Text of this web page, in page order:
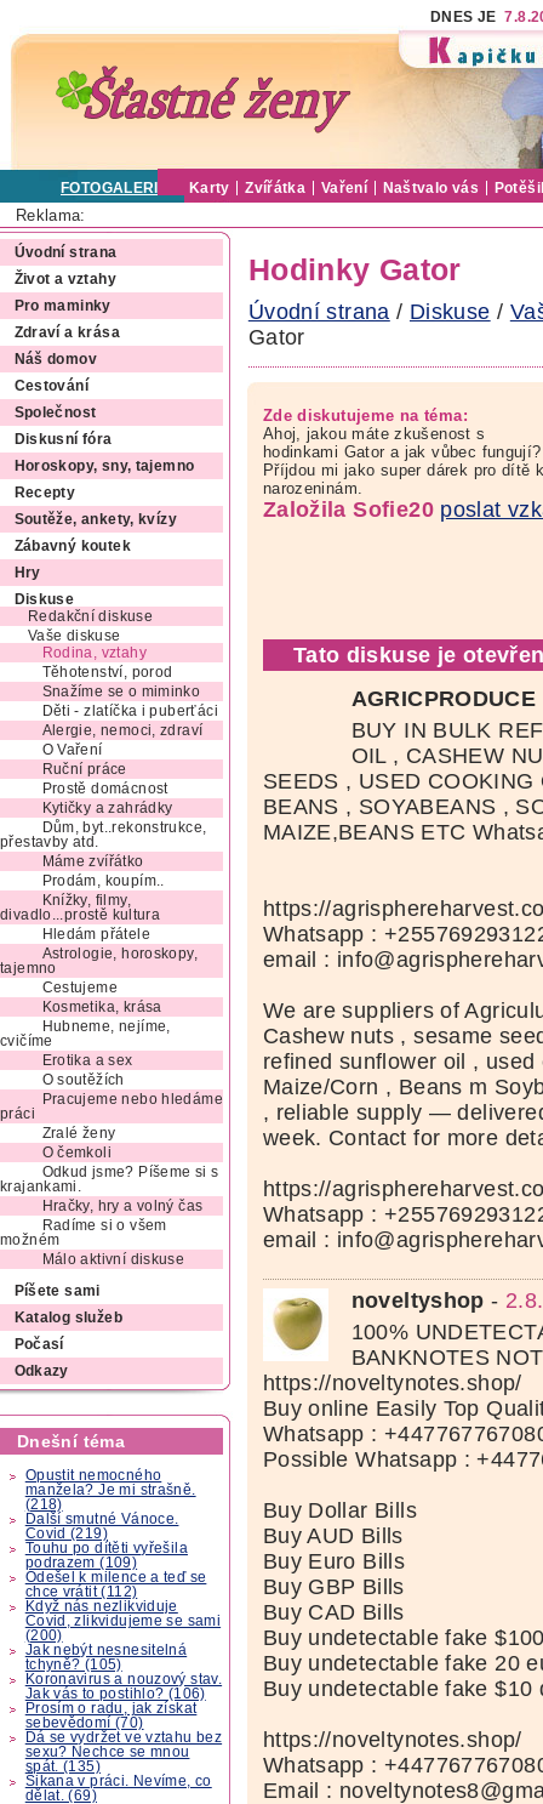
DNES JE
FOTOGALERIE Karty Zvířátka Vaření Naštvalo vás
Reklama:
Úvodní strana
Život a vztahy
Pro maminky
Zdraví a krása
Náš domov
Cestování
Společnost
Diskusní fóra
Horoskopy, sny, tajemno
Recepty
Soutěže, ankety, kvízy
Zábavný koutek
Hry
Diskuse
Redakční diskuse
Vaše diskuse
Rodina, vztahy
Těhotenství, porod
Snažíme se o miminko
Děti - zlatíčka i puberťáci
Alergie, nemoci, zdraví
O Vaření
Ruční práce
Prostě domácnost
Kytičky a zahrádky
Dům, byt..rekonstrukce,
přestavby atd.
Máme zvířátko
Prodám, koupím..
Knížky, filmy,
divadlo...prostě kultura
Hledám přátele
Astrologie, horoskopy,
tajemno
Cestujeme
Kosmetika, krása
Hubneme, nejíme,
cvičíme
Erotika a sex
O soutěžích
Pracujeme nebo hledáme
práci
Zralé ženy
O čemkoli
Odkud jsme? Píšeme si s
krajankami.
Hračky, hry a volný čas
Radíme si o všem
možném
Málo aktivní diskuse
Píšete sami
Katalog služeb
Počasí
Odkazy
Dnešní téma
Opustit nemocného
manžela? Je mi strašně.
(218)
Další smutné Vánoce.
Covid (219)
Touhu po dítěti vyřešila
podrazem (109)
Odešel k milence a teď se
chce vrátit (112)
Když nás nezlikviduje
Covid, zlikvidujeme se sami
(200)
Jak nebýt nesnesitelná
tchyně? (105)
Koronavirus a nouzový stav.
Jak vás to postihlo? (106)
Prosím o radu, jak získat
sebevědomí (70)
Dá se vydržet ve vztahu bez
sexu? Nechce se mnou
spát. (135)
Šikana v práci. Nevíme, co
dělat. (69)
Hodinky Gator
Úvodní strana / Diskuse /
Gator
Zde diskutujeme na téma:
Ahoj, jakou máte zkušenost s
hodinkami Gator a jak vůbec fungují?
Příjdou mi jako super dárek pro dítě
narozeninám.
Založila Sofie20 poslat
Tato diskuse je
AGRICPRODUCE
BUY IN BULK
OIL , CASHEW
SEEDS , USED COOKING
BEANS , SOYABEANS ,
MAIZE,BEANS ETC
https://
Whatsapp :
email :
We are suppliers of
Cashew nuts , sesame
refined sunflower oil , used
Maize/Corn , Beans m
, reliable supply —
week. Contact for more
https://
Whatsapp :
email :
noveltyshop -
100%
BANKNOTES
https://noveltynotes.shop/
Buy online Easily Top
Whatsapp :
Possible Whatsapp :
Buy Dollar Bills
Buy AUD Bills
Buy Euro Bills
Buy GBP Bills
Buy CAD Bills
Buy undetectable fake
Buy undetectable fake 20
Buy undetectable fake $10
https://noveltynotes.shop/
Whatsapp :
Email :